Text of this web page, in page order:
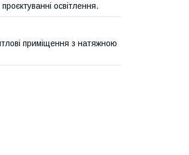
освітлення.
приміщення з натяжною